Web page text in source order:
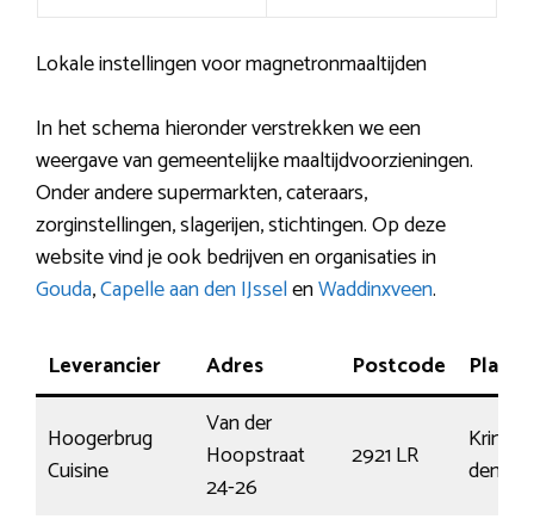
Lokale instellingen voor magnetronmaaltijden
In het schema hieronder verstrekken we een
weergave van gemeentelijke maaltijdvoorzieningen.
Onder andere supermarkten, cateraars,
zorginstellingen, slagerijen, stichtingen. Op deze
website vind je ook bedrijven en organisaties in
Gouda,Capelle aan den IJsselenWaddinxveen.
Leverancier Adres Postcode Plaats
Hoogerbrug
Cuisine
Van der
Hoopstraat
24-26
2921 LR
den